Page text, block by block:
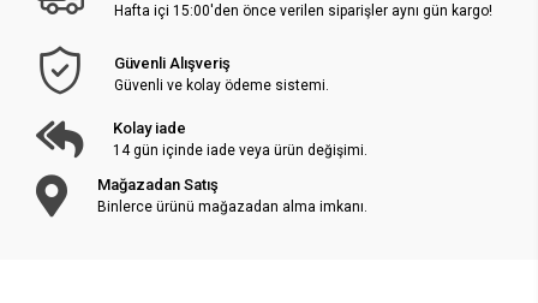
Hafta içi 15:00'den önce verilen siparişler aynı gün kargo!
Güvenli Alışveriş
Güvenli ve kolay ödeme sistemi.
Kolay iade
14 gün içinde iade veya ürün değişimi.
Mağazadan Satış
Binlerce ürünü mağazadan alma imkanı.